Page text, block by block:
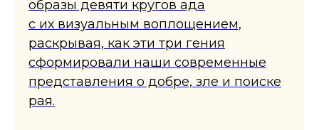
образы девяти кругов ада
с их визуальным воплощением,
раскрывая, как эти три гения
сформировали наши современные
представления о добре, зле и поиске
рая.